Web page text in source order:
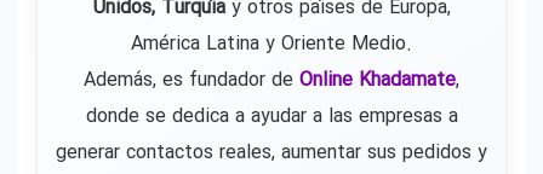
Unidos, Turquíay otros países de Europa,
América Latina y Oriente Medio.
Además, es fundador de Online Khadamate,
donde se dedica a ayudar a las empresas a
generar contactos reales, aumentar sus pedidos y